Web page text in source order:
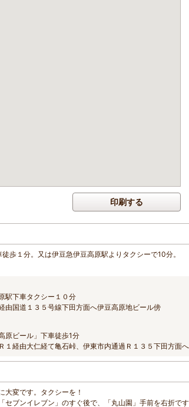
印刷する
歩１分。又は伊豆急伊豆高原駅よりタクシーで10分。
駅下車タクシー１０分
由国道１３５号線下田方面へ伊豆高原地ビール傍
原ビール」下車徒歩1分
１経由大仁経て亀石峠、伊東市内通過Ｒ１３５下田方面へ
大変です。タクシーを！
セブンイレブン」のすぐ後で、「丸山園」手前を右折で